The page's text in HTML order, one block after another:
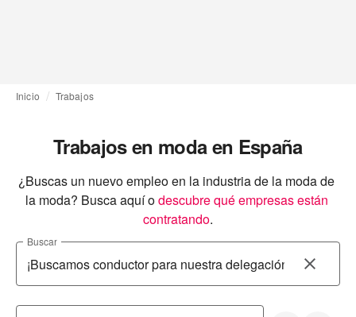
Inicio Trabajos
Trabajos en moda en España
¿Buscas un nuevo empleo en la industria de la moda de
la moda? Busca aquí odescubre qué empresas están
contratando.
Buscar